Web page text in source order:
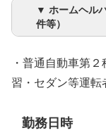
▼ ホームヘル
件等）
・普通自動車第
習・セダン等運転
勤務日時